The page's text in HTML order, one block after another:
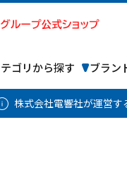
ゴリから探す ブラン
株式会社電響社が運営す